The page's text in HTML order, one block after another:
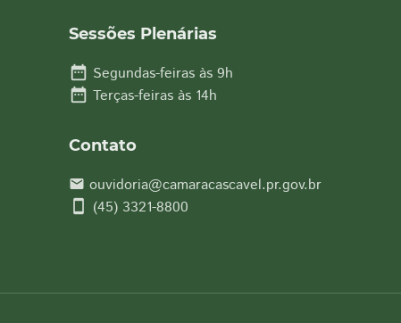
Sessões Plenárias
date_range Segundas-feiras às 9h
date_range Terças-feiras às 14h
Contato
email ouvidoria@camaracascavel.pr.gov.br
smartphone (45) 3321-8800